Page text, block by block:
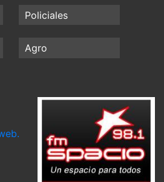
Policiales
Agro